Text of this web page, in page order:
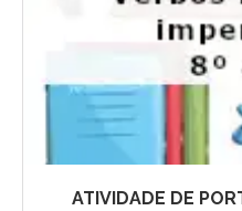
ATIVIDADE DE